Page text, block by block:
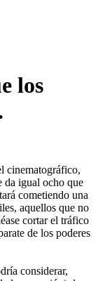
los
cinematográfico,
da igual ocho que
cometiendo una
aquellos que no
cortar el tráfico
de los poderes
considerar,